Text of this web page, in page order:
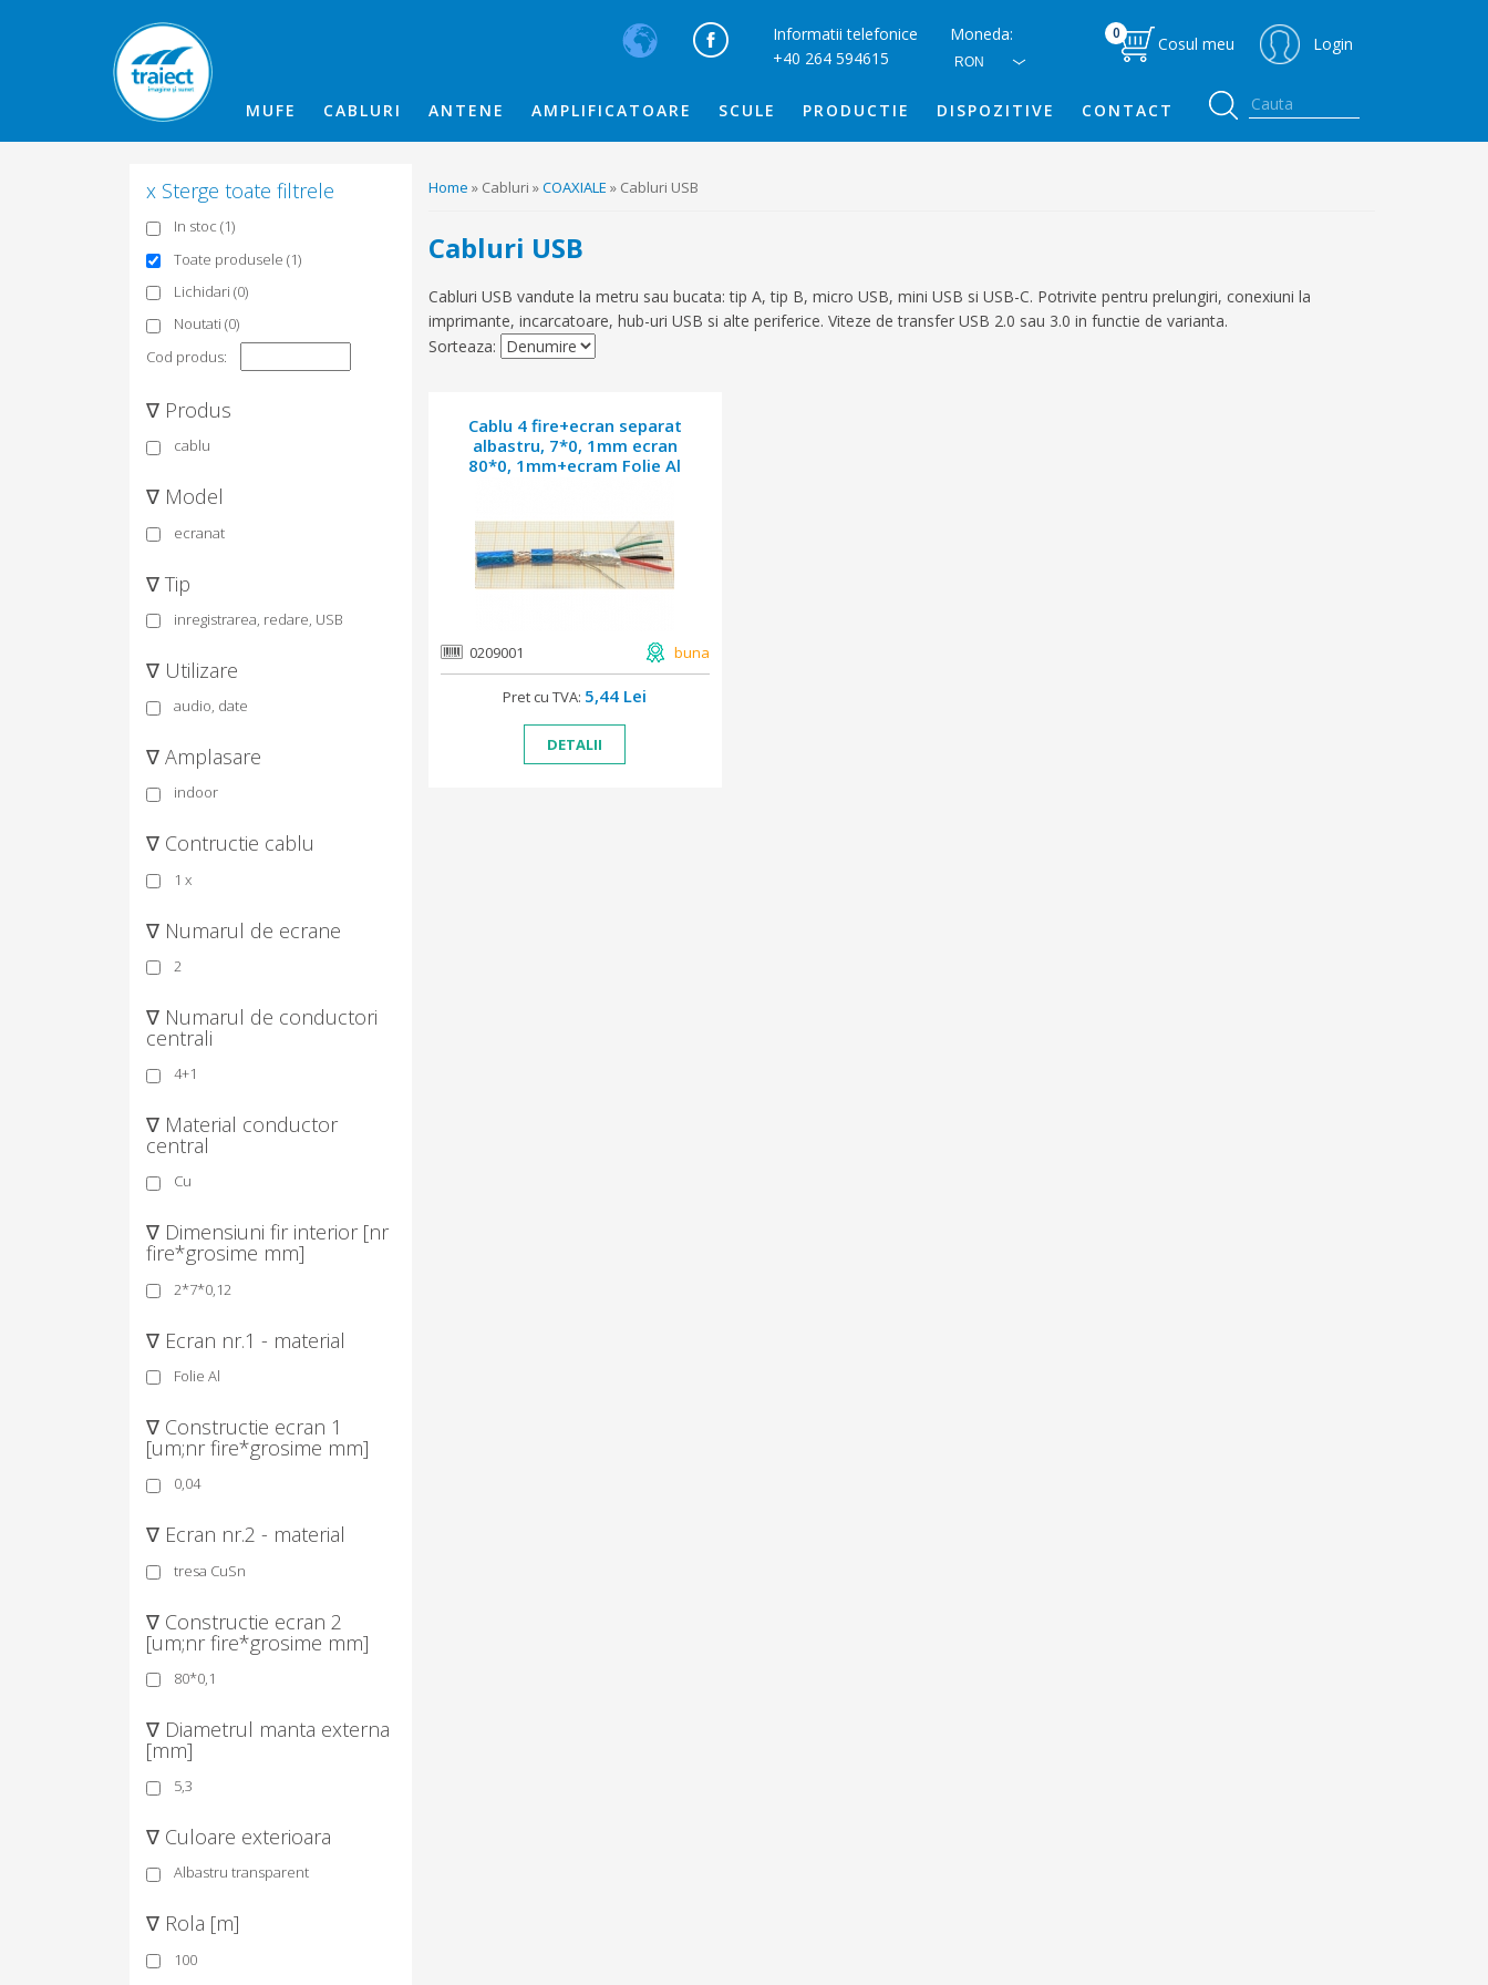
Informatii telefonice
+40 264 594615
Moneda:
RON
Cosul meu
0
Login
MUFE CABLURI ANTENE AMPLIFICATOARE SCULE PRODUCTIE DISPOZITIVE CONTACT
x Sterge toate filtrele
In stoc (1)
Toate produsele (1)
Lichidari (0)
Noutati (0)
Cod produs:
∇ Produs
cablu
∇ Model
ecranat
∇ Tip
inregistrarea, redare, USB
∇ Utilizare
audio, date
∇ Amplasare
indoor
∇ Contructie cablu
1 x
∇ Numarul de ecrane
2
∇ Numarul de conductori
centrali
4+1
∇ Material conductor
central
Cu
∇ Dimensiuni fir interior [nr
fire*grosime mm]
2*7*0,12
∇ Ecran nr.1 - material
Folie Al
∇ Constructie ecran 1
[um;nr fire*grosime mm]
0,04
∇ Ecran nr.2 - material
tresa CuSn
∇ Constructie ecran 2
[um;nr fire*grosime mm]
80*0,1
∇ Diametrul manta externa
[mm]
5,3
∇ Culoare exterioara
Albastru transparent
∇ Rola [m]
100
Home » Cabluri »COAXIALE » Cabluri USB
Cabluri USB
Cabluri USB vandute la metru sau bucata: tip A, tip B, micro USB, mini USB si USB-C. Potrivite pentru prelungiri, conexiuni la
imprimante, incarcatoare, hub-uri USB si alte periferice. Viteze de transfer USB 2.0 sau 3.0 in functie de varianta.
Sorteaza:
Cablu 4 fire+ecran separat
albastru, 7*0, 1mm ecran
80*0, 1mm+ecram Folie Al
0209001 buna
Pret cu TVA: 5,44 Lei
DETALII